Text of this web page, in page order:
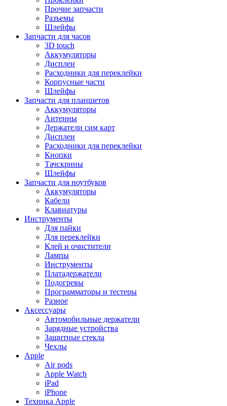
Прочие запчасти
Разъемы
Шлейфы
Запчасти для часов
3D touch
Аккумуляторы
Дисплеи
Расходники для переклейки
Корпусные части
Шлейфы
Запчасти для планшетов
Аккумуляторы
Антенны
Держатели сим карт
Дисплеи
Расходники для переклейки
Кнопки
Тачскрины
Шлейфы
Запчасти для ноутбуков
Аккумуляторы
Кабели
Клавиатуры
Инструменты
Для пайки
Для переклейки
Клей и очистители
Лампы
Инструменты
Платадержатели
Подогревы
Программаторы и тестеры
Разное
Аксессуары
Автомобильные держатели
Зарядные устройства
Защитные стекла
Чехлы
Apple
Air pods
Apple Watch
iPad
iPhone
Техника Apple